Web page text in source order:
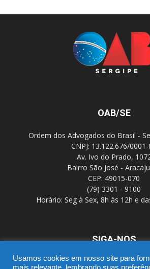
OAB/SE
Ordem dos Advogados do Brasil -
CNPJ: 13.122.676/0001-
Av. Ivo do Prado,
Bairro São José -
CEP: 49015-070
(79) 3301 - 9100
Horário: Seg à Sex, 8h às 12h e
SIGA-NOS
Usamos cookies em nosso site para